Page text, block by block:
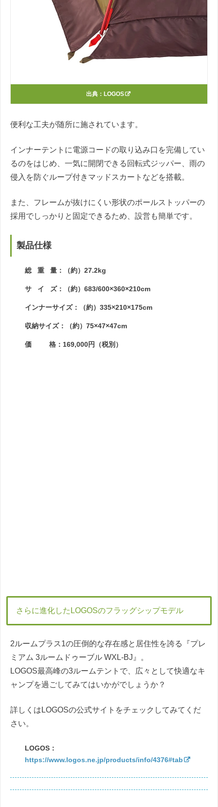
出典： LOGOS
便利な工夫が随所に施されています。
インナーテントに電源コードの取り込み口を完備してい
るのをはじめ、一気に開閉できる回転式ジッパー、雨の
侵入を防ぐループ付きマッドスカートなどを搭載。
また、フレームが抜けにくい形状のポールストッパーの
採用でしっかりと固定できるため、設営も簡単です。
製品仕様
総 重 量：（約）27.2kg
サ イ ズ：（約）683/600×360×210cm
インナーサイズ：（約）335×210×175cm
収納サイズ：（約）75×47×47cm
価 格：169,000円（税別）
さらに進化したLOGOSのフラッグシップモデル
2ルームプラス1の圧倒的な存在感と居住性を誇る『プレ
ミアム 3ルームドゥーブル WXL-BJ』。
LOGOS最高峰の3ルームテントで、広々として快適なキ
ャンプを過ごしてみてはいかがでしょうか？
詳しくはLOGOSの公式サイトをチェックしてみてくだ
さい。
LOGOS：
https://www.logos.ne.jp/products/info/4376#tab